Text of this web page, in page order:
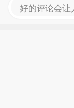
好的评论会让